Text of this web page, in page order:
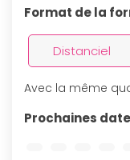
Format de la
Distanciel
Avec la même
Prochaines